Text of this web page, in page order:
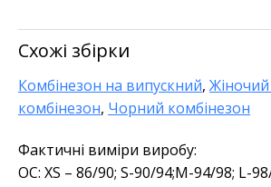
Схожі збірки
Комбінезон на випускний,
комбінезон, Чорний комбінезон
Фактичні виміри виробу:
ОС: XS – 86/90; S-90/94;M-94/98; L-